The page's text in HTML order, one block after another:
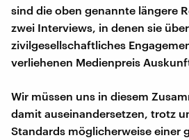
sind die oben genannte längere
zwei Interviews, in denen sie
zivilgesellschaftliches
verliehenen Medienpreis
Wir müssen uns in diesem
damit auseinandersetzen, trotz
Standards möglicherweise einer